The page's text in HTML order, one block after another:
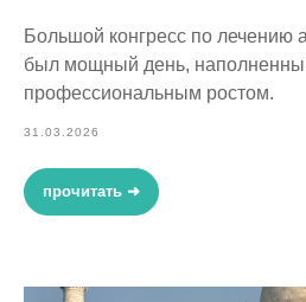
Большой конгресс по лечению
был мощный день,
профессиональным ростом.
31.03.2026
прочитать ➜